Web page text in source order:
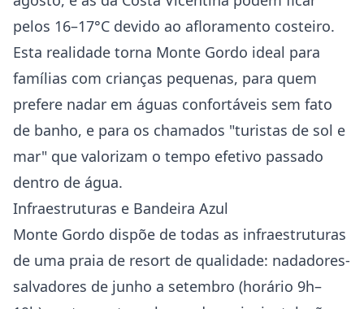
pelos 16–17°C devido ao afloramento costeiro.
Esta realidade torna Monte Gordo ideal para
famílias com crianças pequenas, para quem
prefere nadar em águas confortáveis sem fato
de banho, e para os chamados "turistas de sol e
mar" que valorizam o tempo efetivo passado
dentro de água.
Infraestruturas e Bandeira Azul
Monte Gordo dispõe de todas as infraestruturas
de uma praia de resort de qualidade: nadadores-
salvadores de junho a setembro (horário 9h–